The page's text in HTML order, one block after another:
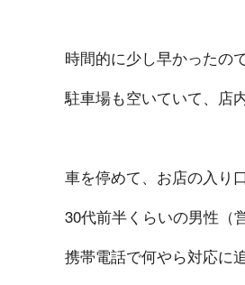
時間的に少し早かったの
駐車場も空いていて、店
車を停めて、お店の入り
30代前半くらいの男性（
携帯電話で何やら対応に